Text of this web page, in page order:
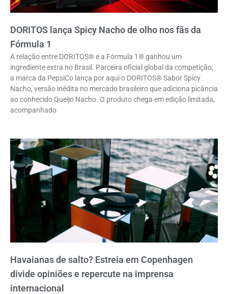
DORITOS lança Spicy Nacho de olho nos fãs da
Fórmula 1
A relação entre DORITOS® e a Fórmula 1® ganhou um
ingrediente extra no Brasil. Parceira oficial global da competição,
a marca da PepsiCo lança por aqui o DORITOS® Sabor Spicy
Nacho, versão inédita no mercado brasileiro que adiciona picância
ao conhecido Queijo Nacho. O produto chega em edição limitada,
acompanhado
Havaianas de salto? Estreia em Copenhagen
divide opiniões e repercute na imprensa
internacional